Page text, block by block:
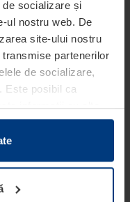
socializare și
ul nostru web. De
site-ului nostru
partenerilor
de socializare,
Este posibil ca
informații cu alte
pus la dispoziția
cadrul utilizării
fișiere cookie pe
în care acestea sunt